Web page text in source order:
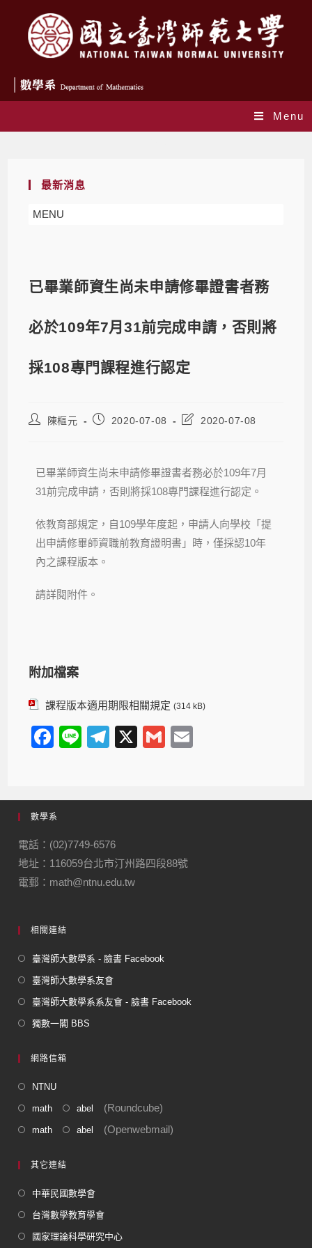
Menu
最新消息
MENU
已畢業師資生尚未申請修畢證書者務
必於109年7月31前完成申請，否則將
採108專門課程進行認定
陳樞元 2020-07-08 2020-07-08
已畢業師資生尚未申請修畢證書者務必於109年7月
31前完成申請，否則將採108專門課程進行認定。
依教育部規定，自109學年度起，申請人向學校「提
出申請修畢師資職前教育證明書」時，僅採認10年
內之課程版本。
請詳閱附件。
附加檔案
課程版本適用期限相關規定 (314 kB)
F
e
b
o
o
k
Li
T
gr
m
X
G
數學系
電話：(02)7749-6576
地址：116059台北市汀州路四段88號
電郵：math@ntnu.edu.tw
相關連結
臺灣師大數學系 - 臉書 Facebook
臺灣師大數學系友會
臺灣師大數學系系友會 - 臉書 Facebook
獨數一閣 BBS
網路信箱
NTNU
math abel (Roundcube)
math abel (Openwebmail)
其它連結
中華民國數學會
台灣數學教育學會
國家理論科學研究中心